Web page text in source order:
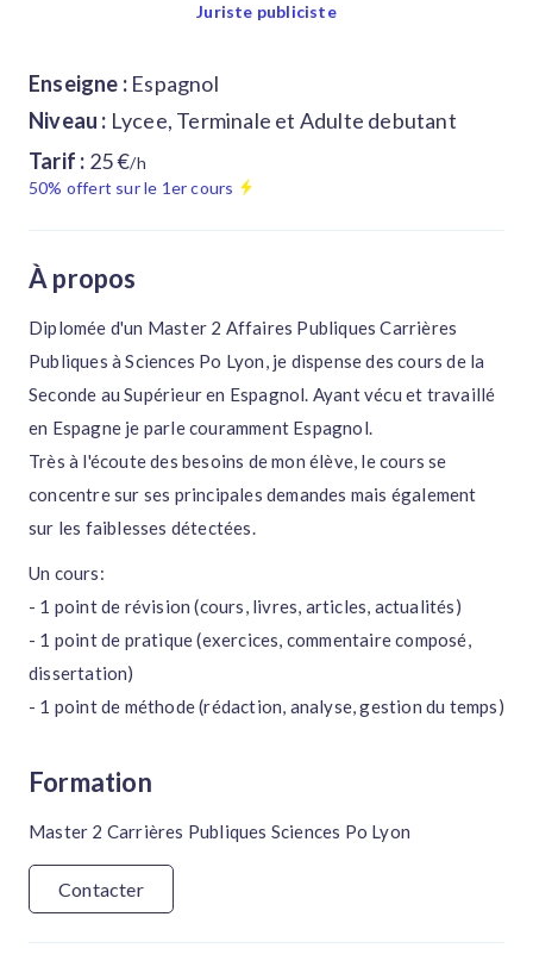
Juriste publiciste
Enseigne : Espagnol
Niveau : Lycee, Terminale et Adulte debutant
Tarif : 25 €/h
50% offert sur le 1er cours
À propos
Diplomée d'un Master 2 Affaires Publiques Carrières
Publiques à Sciences Po Lyon, je dispense des cours de la
Seconde au Supérieur en Espagnol. Ayant vécu et travaillé
en Espagne je parle couramment Espagnol.
Très à l'écoute des besoins de mon élève, le cours se
concentre sur ses principales demandes mais également
sur les faiblesses détectées.
Un cours:
- 1 point de révision (cours, livres, articles, actualités)
- 1 point de pratique (exercices, commentaire composé,
dissertation)
- 1 point de méthode (rédaction, analyse, gestion du temps)
Formation
Master 2 Carrières Publiques Sciences Po Lyon
Contacter